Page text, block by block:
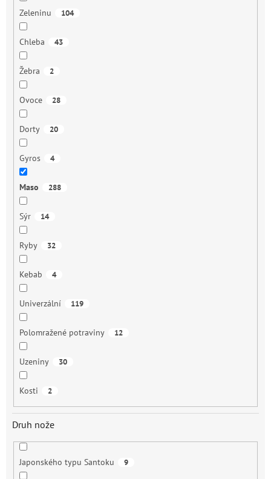
Zeleninu 104
Chleba 43
Žebra 2
Ovoce 28
Dorty 20
Gyros 4
Maso 288
Sýr 14
Ryby 32
Kebab 4
Univerzální 119
Polomražené potraviny 12
Uzeniny 30
Kosti 2
Druh nože
Japonského typu Santoku 9